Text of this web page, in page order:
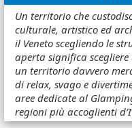
Un territorio che
culturale, artistico ed
il Veneto scegliendo le
aperta significa
un territorio davvero
di relax, svago e
aree dedicate al
regioni più accoglienti